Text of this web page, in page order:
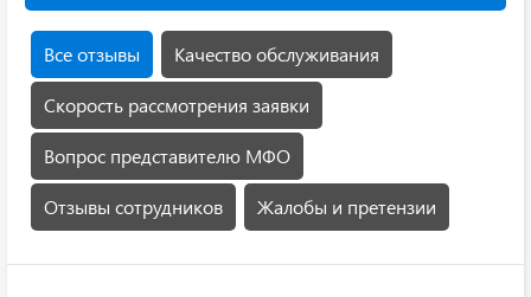
Все отзывы Качество обслуживания
Скорость рассмотрения заявки
Вопрос представителю МФО
Отзывы сотрудников Жалобы и претензии